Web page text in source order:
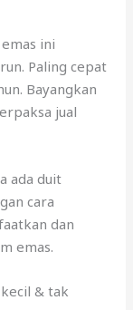
Bayangkan
jual
ada duit
cara
dan
emas.
& tak